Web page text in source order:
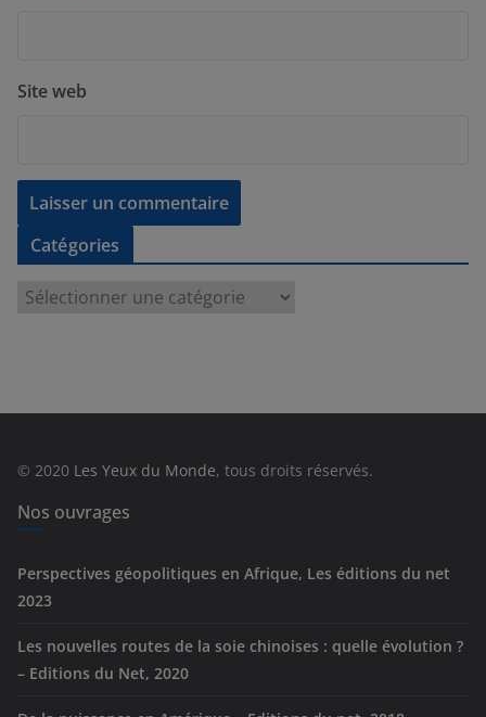
Site web
Catégories
e
s
© 2020 Les Yeux du Monde, tous droits réservés.
Nos ouvrages
Perspectives géopolitiques en Afrique, Les éditions du net
2023
Les nouvelles routes de la soie chinoises : quelle évolution ?
– Editions du Net, 2020